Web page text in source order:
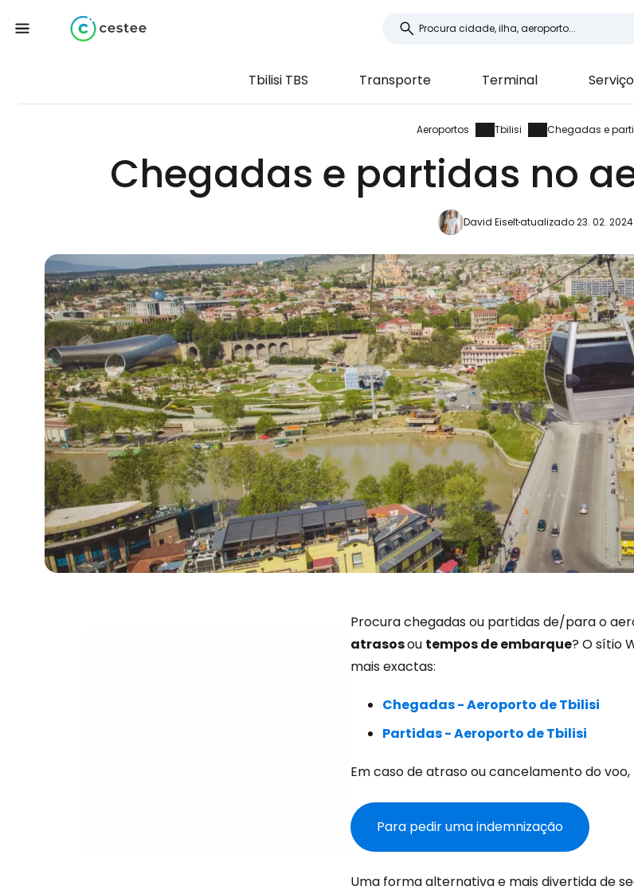
Tbilisi TBS Transporte Terminal
Aeroportos Tbilisi Chegadas e
Chegadas e partidas no
David Eiseltatualizado 23. 02. 2024
Procura chegadas ou partidas de/para o
atrasosou tempos de embarque? O sítio
mais exactas:
Chegadas - Aeroporto de Tbilisi
Partidas - Aeroporto de Tbilisi
Em caso de atraso ou cancelamento do
Para pedir uma indemnização
Uma forma alternativa e mais divertida de
Iniciar